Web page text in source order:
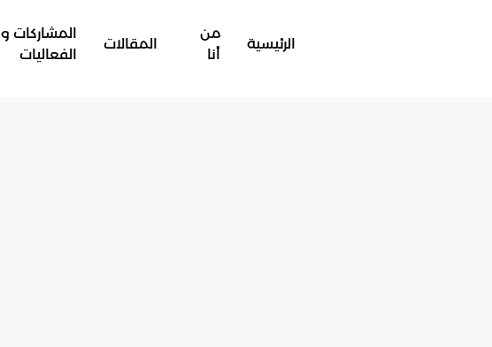
الرئيسية
من
أنا
المقالات
المشاركات و
الفعاليات